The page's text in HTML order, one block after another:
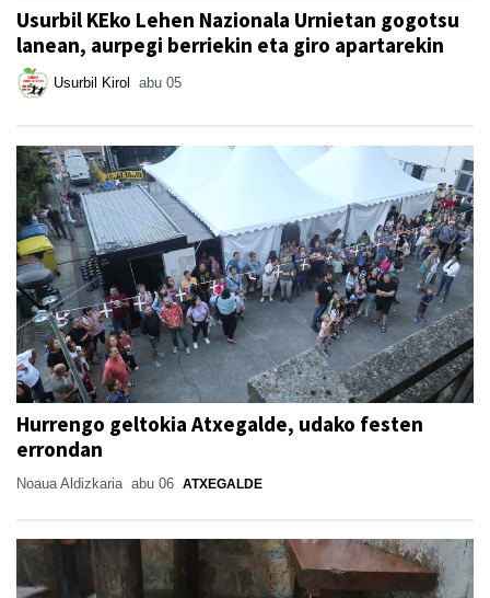
Usurbil KEko Lehen Nazionala Urnietan gogotsu
lanean, aurpegi berriekin eta giro apartarekin
Usurbil Kirol abu 05
Hurrengo geltokia Atxegalde, udako festen
errondan
Noaua Aldizkaria abu 06 ATXEGALDE